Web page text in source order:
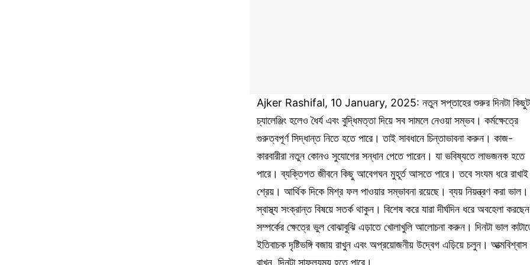
Ajker Rashifal, 10 January, 2025: নতুন সপ্তাহের শুরুর দিনটা
চ্যালেঞ্জিং হলেও ধৈর্য এবং বুদ্ধিমত্তা দিয়ে সব সামলে নেওয়া সম্ভব। কর্মক্ষেত্রে
গুরুত্বপূর্ণ সিদ্ধান্ত নিতে হতে পারে। তাই সাবধানে চিন্তাভাবনা করুন। কাজ-
কারবারীরা নতুন কোনও সুযোগের সন্ধান পেতে পারেন। যা ভবিষ্যতে লাভজনক হতে
পারে। ব্যক্তিগত জীবনে কিছু আবেগঘন মুহূর্ত আসতে পারে। তবে সংযম ধরে রাখাই
শ্রেয়। আর্থিক দিকে মিশ্র ফল পাওয়ার সম্ভাবনা রয়েছে। ব্যয় নিয়ন্ত্রণ করা ভাল।
স্বাস্থ্য সংক্রান্ত বিষয়ে সতর্ক থাকুন। বিশেষ করে যারা দীর্ঘদিন ধরে অবহেলা
সম্পর্কের ক্ষেত্রে ভুল বোঝাবুঝি এড়াতে খোলাখুলি আলোচনা করুন। দিনটা ভাল
ইতিবাচক দৃষ্টিভঙ্গি বজায় রাখুন এবং অপ্রয়োজনীয় উদ্বেগ এড়িয়ে চলুন। আত্মবিশ্বাস
রাখুন, দিনটা সাফল্যময় হতে পারে।